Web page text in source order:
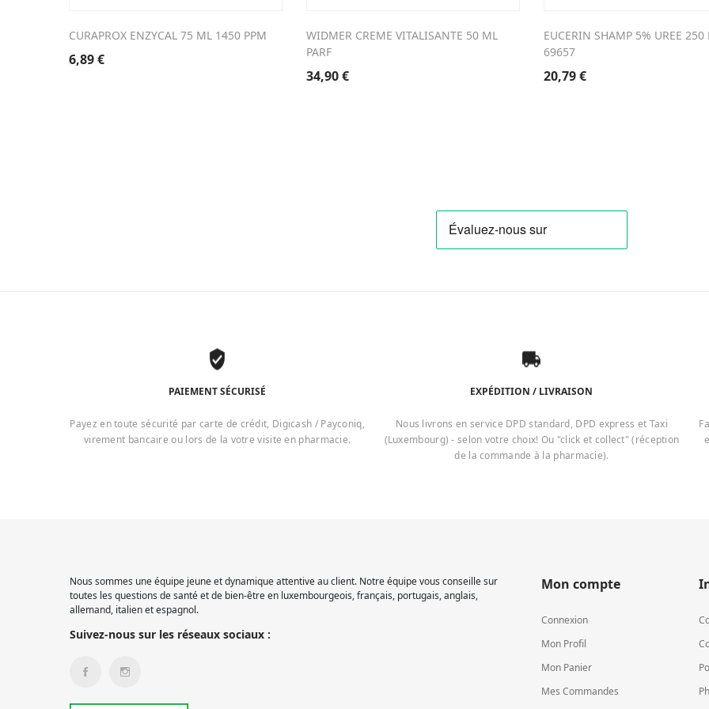
CURAPROX ENZYCAL 75 ML 1450 PPM
6,89€
WIDMER CREME VITALISANTE 50 ML
PARF
34,90€
EUCERIN SHAMP 5% UREE 250
69657
20,79€
PAIEMENT SÉCURISÉ
Payez en toute sécurité par carte de crédit, Digicash / Payconiq,
virement bancaire ou lors de la votre visite en pharmacie.
EXPÉDITION / LIVRAISON
Nous livrons en service DPD standard, DPD express et Taxi
(Luxembourg) - selon votre choix! Ou "click et collect" (réception
de la commande à la pharmacie).
Nous sommes une équipe jeune et dynamique attentive au client. Notre équipe vous conseille sur
toutes les questions de santé et de bien-être en luxembourgeois, français, portugais, anglais,
allemand, italien et espagnol.
Suivez-nous sur les réseaux sociaux :
Mon compte
Connexion
Mon Profil
Mon Panier
Mes Commandes